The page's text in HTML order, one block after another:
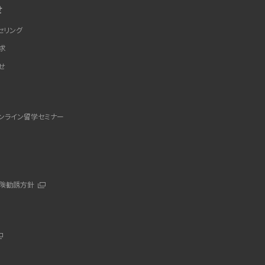
リング
ライン留学セミナー
勧誘方針